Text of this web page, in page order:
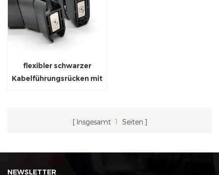
flexibler schwarzer
Kabelführungsrücken mit
Insgesamt 1 Seiten
NEWSLETTER